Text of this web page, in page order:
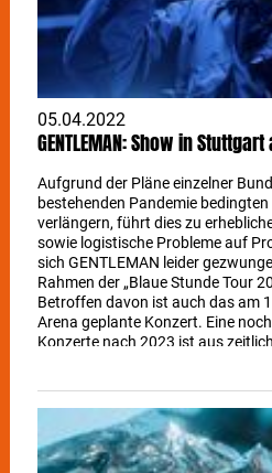
LKA Longhorn 04.05. | Schiller | Im
Fallon | LKA Longhorn 06.05. |
Wizemann 06.05. | Shakatak - Brit
Wizemann 07.05. | King
Imbiss Bronko | Im Wizemann
05.04.2022
GENTLEMAN: Show in
Aufgrund der Pläne einzelner
bestehenden Pandemie
verlängern, führt dies zu
sowie logistische Probleme auf
sich GENTLEMAN leider
Rahmen der „Blaue Stunde Tour
Betroffen davon ist auch das am
Arena geplante Konzert. Eine
Konzerte nach 2023 ist aus